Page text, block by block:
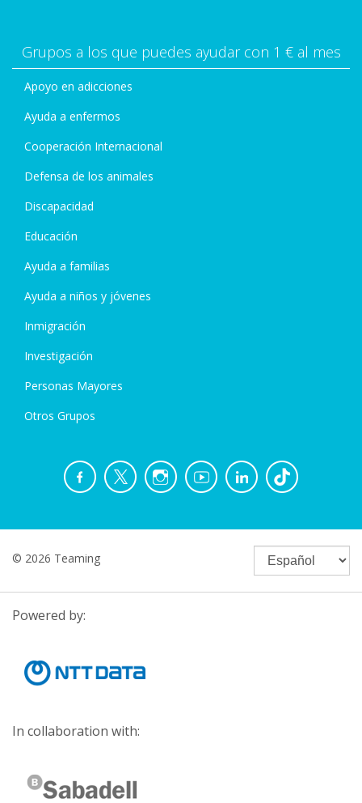
Grupos a los que puedes ayudar con 1 € al mes
Apoyo en adicciones
Ayuda a enfermos
Cooperación Internacional
Defensa de los animales
Discapacidad
Educación
Ayuda a familias
Ayuda a niños y jóvenes
Inmigración
Investigación
Personas Mayores
Otros Grupos
© 2026 Teaming
Powered by:
In collaboration with: